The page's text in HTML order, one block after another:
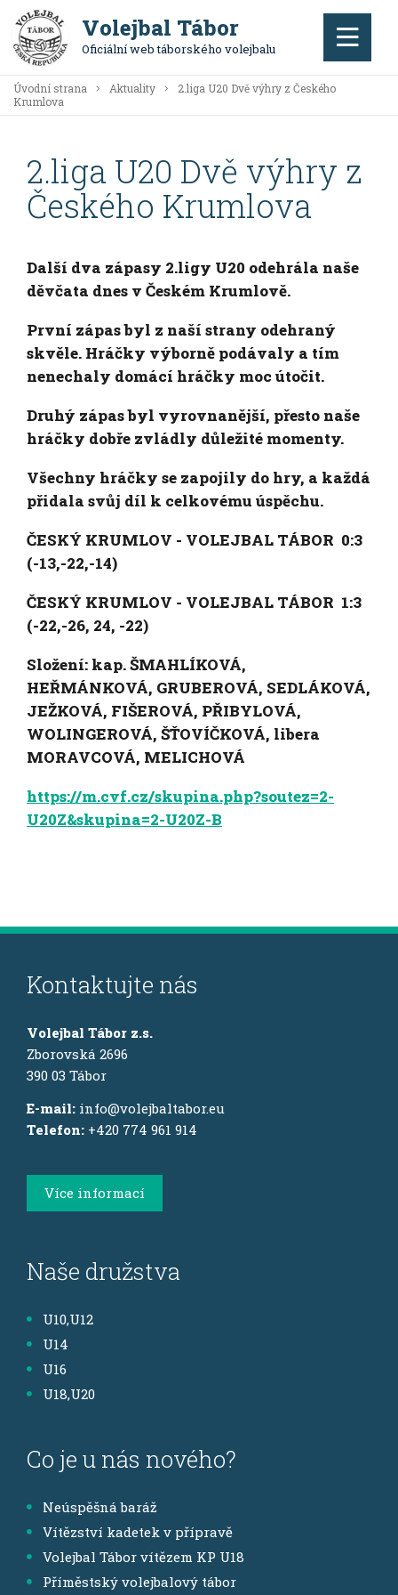
Volejbal Tábor
Oficiální web táborského volejbalu
Úvodní strana Aktuality
2.liga U20 Dvě výhry z Českého
Krumlova
2.liga U20 Dvě výhry z
Českého Krumlova
Další dva zápasy 2.ligy U20 odehrála naše
děvčata dnes v Českém Krumlově.
První zápas byl z naší strany odehraný
skvěle. Hráčky výborně podávaly a tím
nenechaly domácí hráčky moc útočit.
Druhý zápas byl vyrovnanější, přesto naše
hráčky dobře zvládly důležité momenty.
Všechny hráčky se zapojily do hry, a každá
přidala svůj díl k celkovému úspěchu.
ČESKÝ KRUMLOV - VOLEJBAL TÁBOR 0:3
(-13,-22,-14)
ČESKÝ KRUMLOV - VOLEJBAL TÁBOR 1:3
(-22,-26, 24, -22)
Složení: kap. ŠMAHLÍKOVÁ,
HEŘMÁNKOVÁ, GRUBEROVÁ, SEDLÁKOVÁ,
JEŽKOVÁ, FIŠEROVÁ, PŘIBYLOVÁ,
WOLINGEROVÁ, ŠŤOVÍČKOVÁ, libera
MORAVCOVÁ, MELICHOVÁ
https://m.cvf.cz/skupina.php?soutez=2-
U20Z&skupina=2-U20Z-B
Kontaktujte nás
Volejbal Tábor z.s.
Zborovská 2696
390 03 Tábor
E-mail: info@volejbaltabor.eu
Telefon: +420 774 961 914
Více informací
Naše družstva
U10,U12
U14
U16
U18,U20
Co je u nás nového?
Neúspěšná baráž
Vítězství kadetek v přípravě
Volejbal Tábor vítězem KP U18
Příměstský volejbalový tábor